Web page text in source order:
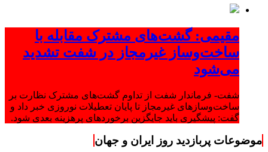
مقیمی: گشت‌های مشترک مقابله با
ساخت‌وساز غیرمجاز در شفت تشدید
می‌شود
شفت- فرماندار شفت از تداوم گشت‌های مشترک نظارت بر
ساخت‌وسازهای غیرمجاز تا پایان تعطیلات نوروزی خبر داد و
گفت: پیشگیری باید جایگزین برخوردهای پرهزینه بعدی شود.
موضوعات پربازدید روز ایران و جهان